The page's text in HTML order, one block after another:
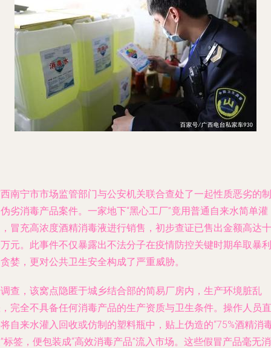
南宁市市场监管部门与公安机关联合查处了一起性质恶劣的制
劣消毒产品案件。一家地下“黑心工厂”竟用普通自来水简单灌
冒充高浓度酒精消毒液进行销售，初步查证已售出金额高达十
元。此事件不仅暴露出不法分子在疫情防控关键时期牟取暴利
婪，更对公共卫生安全构成了严重威胁。
查，该窝点隐匿于城乡结合部的简易厂房内，生产环境脏乱
完全不具备任何消毒产品的生产资质与卫生条件。操作人员直
自来水灌入回收或仿制的塑料瓶中，贴上伪造的“75%酒精消
标签，便包装成“高效消毒产品”流入市场。这些假冒产品毫无消